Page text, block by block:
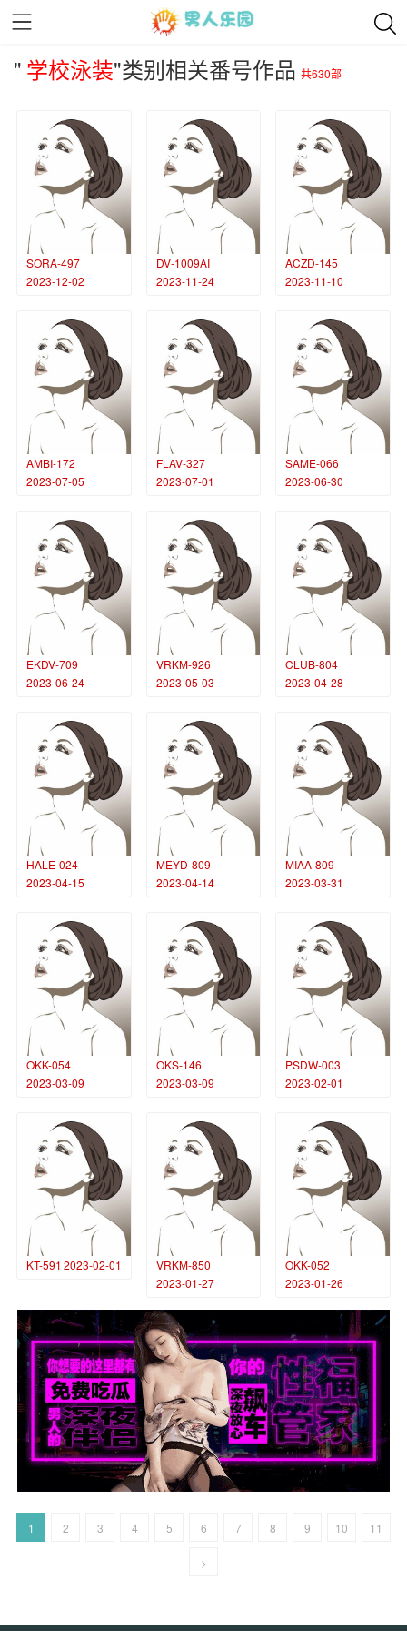
" 学校泳装"类别相关番号作品 共630部
SORA-497
2023-12-02
DV-1009AI
2023-11-24
ACZD-145
2023-11-10
AMBI-172
2023-07-05
FLAV-327
2023-07-01
SAME-066
2023-06-30
EKDV-709
2023-06-24
VRKM-926
2023-05-03
CLUB-804
2023-04-28
HALE-024
2023-04-15
MEYD-809
2023-04-14
MIAA-809
2023-03-31
OKK-054
2023-03-09
OKS-146
2023-03-09
PSDW-003
2023-02-01
KT-591 2023-02-01
VRKM-850
2023-01-27
OKK-052
2023-01-26
1 2 3 4 5 6 7 8 9 10 11
>